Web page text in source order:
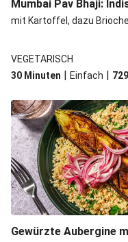
Mumbai Pav Bhaji:
mit Kartoffel, dazu
VEGETARISCH
30 Minuten | Einfach | 729
Gewürzte Aubergine